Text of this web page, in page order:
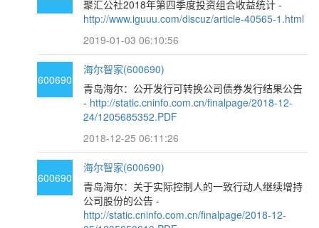
聚汇公社2018年第四季度投资组合收益统计 -
http://www.iguuu.com/discuz/article-40565-1.html
2019-01-03 06:10:56
600690
海尔智家(600690)
青岛海尔：公开发行可转换公司债券发行结果公告
- http://static.cninfo.com.cn/finalpage/2018-12-
24/1205685352.PDF
2018-12-25 06:11:26
600690
海尔智家(600690)
青岛海尔：关于实际控制人的一致行动人继续增持
公司股份的公告 -
http://static.cninfo.com.cn/finalpage/2018-12-